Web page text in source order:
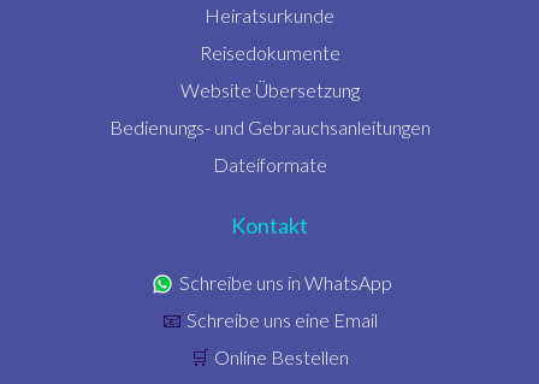
Heiratsurkunde
Reisedokumente
Website Übersetzung
Bedienungs- und Gebrauchsanleitungen
Dateiformate
Kontakt
Schreibe uns in WhatsApp
📧 Schreibe uns eine Email
🛒 Online Bestellen